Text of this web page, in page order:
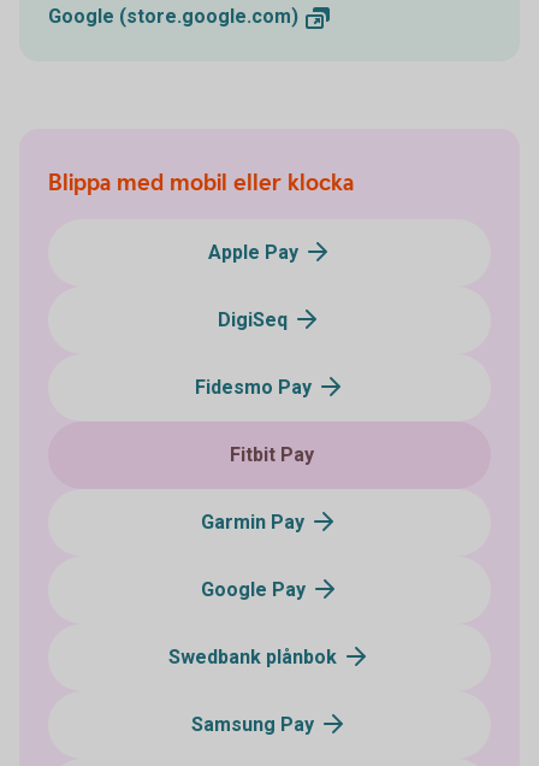
Google (store.google.com)
Blippa med mobil eller klocka
Apple Pay
DigiSeq
Fidesmo Pay
Fitbit Pay
Garmin Pay
Google Pay
Swedbank plånbok
Samsung Pay